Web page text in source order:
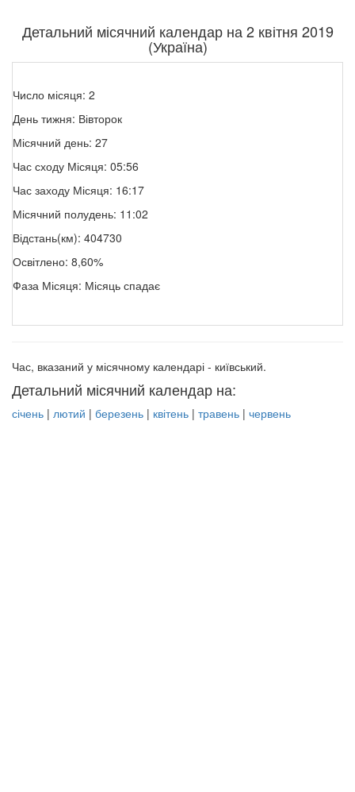
Детальний місячний календар на 2 квітня 2019
(Україна)
Число місяця: 2
День тижня: Вівторок
Місячний день: 27
Час сходу Місяця: 05:56
Час заходу Місяця: 16:17
Місячний полудень: 11:02
Відстань(км): 404730
Освітлено: 8,60%
Фаза Місяця: Місяць спадає
Час, вказаний у місячному календарі - київський.
Детальний місячний календар на:
січень | лютий | березень | квітень | травень | червень